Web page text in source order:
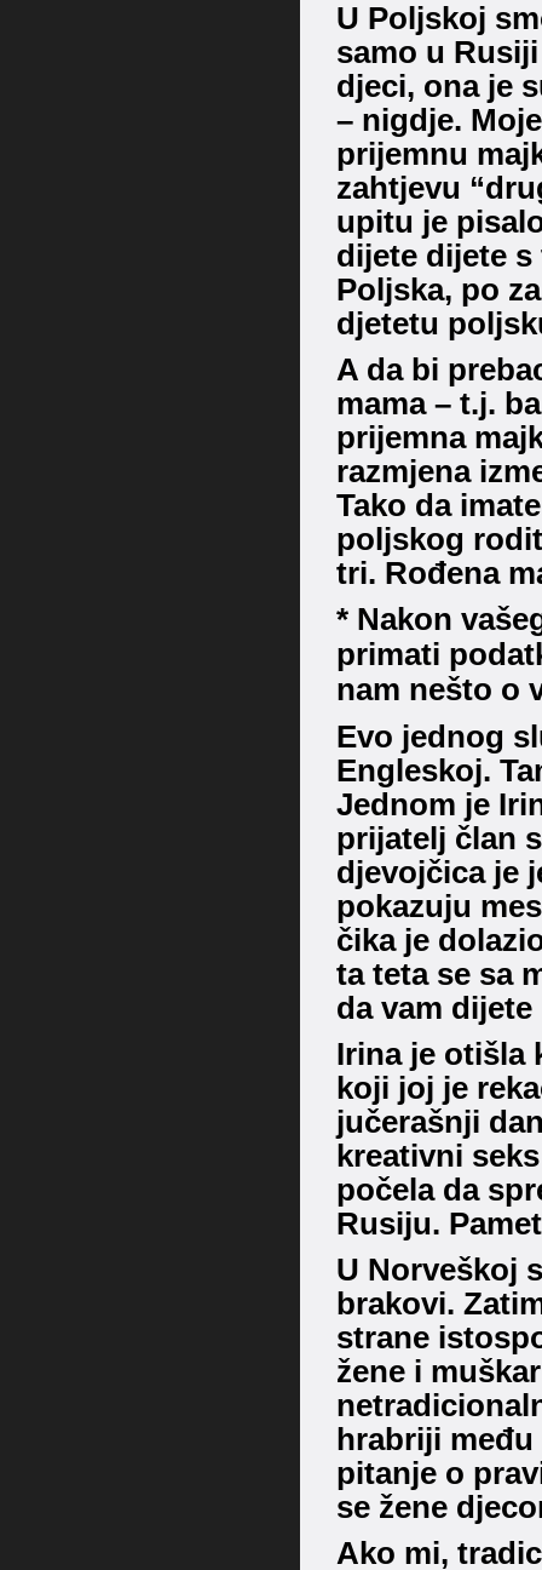
U Poljskoj
samo u
djeci, ona je
– nigdje.
prijemnu
zahtjevu
upitu je
dijete dijete s
Poljska, po
djetetu
A da bi
mama – t.j.
prijemna
razmjena
Tako da
poljskog
tri. Rođena
* Nakon
primati
nam nešto o
Evo jednog
Engleskoj.
Jednom je
prijatelj član
djevojčica je
pokazuju
čika je
ta teta se sa
da vam
Irina je otišla
koji joj je
jučerašnji
kreativni
počela da
Rusiju.
U Norveškoj
brakovi.
strane
žene i
hrabriji
pitanje o
se žene
Ako mi,